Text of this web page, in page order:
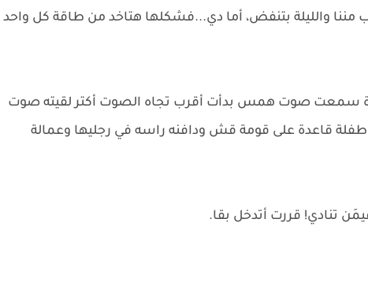
والليلة بتنفض، أما دي...فشكلها هتاخد من طاقة كل واحد
سمعت صوت همس بدأت أقرب تجاه الصوت أكتر لقيته صوت
قاعدة على قومة قش ودافنه راسه في رجليها وعمالة
تنادي! قررت أتدخل بقا.